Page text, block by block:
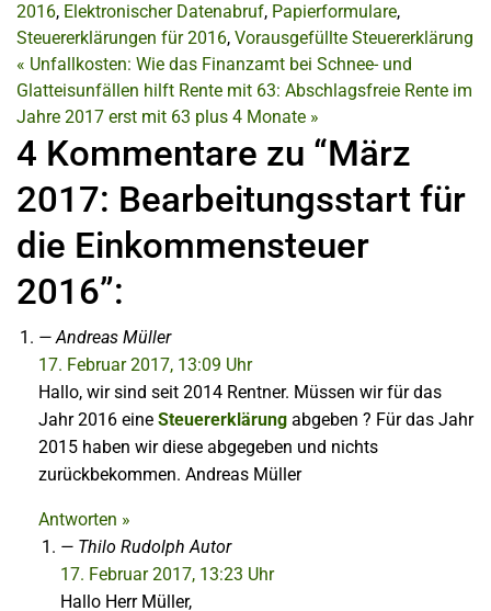
2016, Elektronischer Datenabruf, Papierformulare,
Steuererklärungen für 2016, Vorausgefüllte Steuererklärung
« Unfallkosten: Wie das Finanzamt bei Schnee- und
Glatteisunfällen hilft Rente mit 63: Abschlagsfreie Rente im
Jahre 2017 erst mit 63 plus 4 Monate »
4 Kommentare zu “März
2017: Bearbeitungsstart für
die Einkommensteuer
2016”:
Andreas Müller
17. Februar 2017, 13:09 Uhr
Hallo, wir sind seit 2014 Rentner. Müssen wir für das
Jahr 2016 eine Steuererklärung abgeben ? Für das Jahr
2015 haben wir diese abgegeben und nichts
zurückbekommen. Andreas Müller
Antworten »
Thilo RudolphAutor
17. Februar 2017, 13:23 Uhr
Hallo Herr Müller,